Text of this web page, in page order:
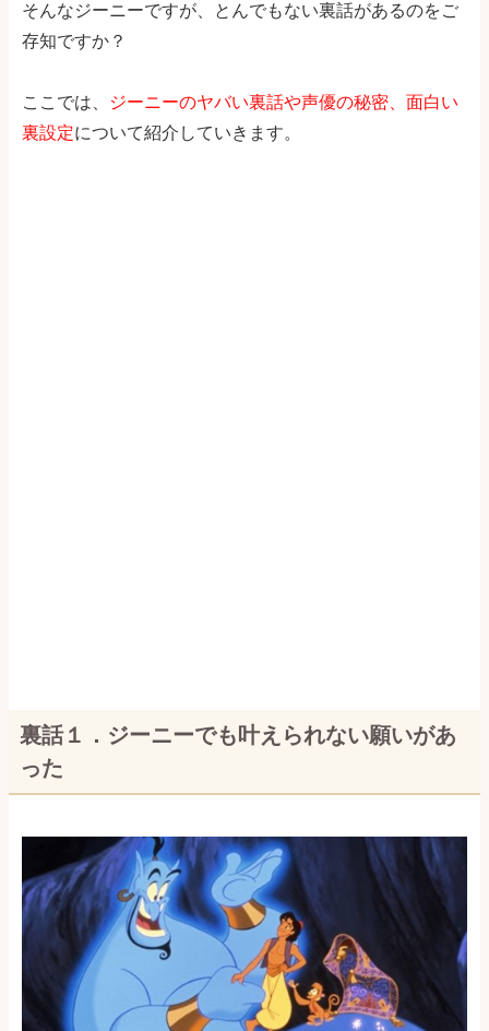
そんなジーニーですが、とんでもない裏話があるのをご
存知ですか？
ここでは、
ジーニーのヤバい裏話や声優の秘密、面白い
裏設定について紹介していきます。
裏話１．ジーニーでも叶えられない願いがあ
った